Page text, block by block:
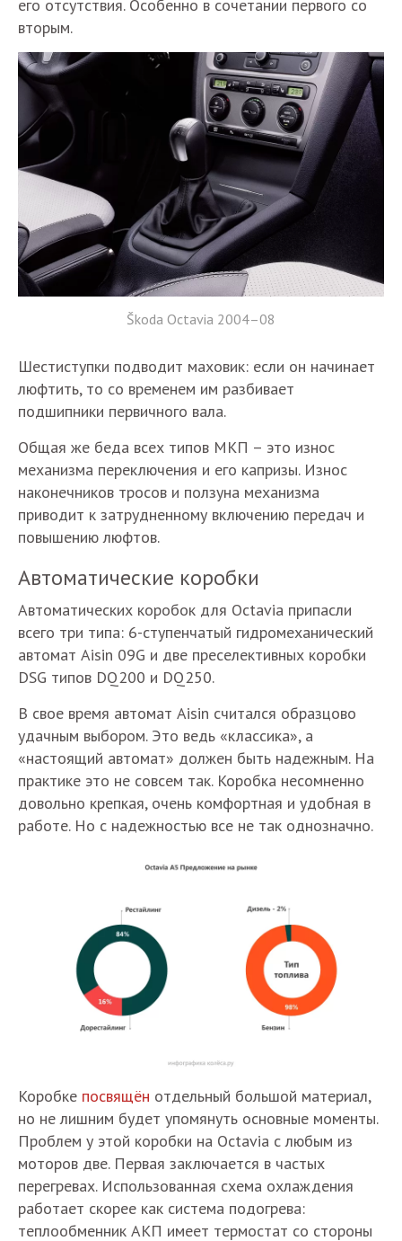
его отсутствия. Особенно в сочетании первого со
вторым.
Škoda Octavia 2004–08
Шестиступки подводит маховик: если он начинает
люфтить, то со временем им разбивает
подшипники первичного вала.
Общая же беда всех типов МКП – это износ
механизма переключения и его капризы. Износ
наконечников тросов и ползуна механизма
приводит к затрудненному включению передач и
повышению люфтов.
Автоматические коробки
Автоматических коробок для Octavia припасли
всего три типа: 6-ступенчатый гидромеханический
автомат Aisin 09G и две преселективных коробки
DSG типов DQ200 и DQ250.
В свое время автомат Aisin считался образцово
удачным выбором. Это ведь «классика», а
«настоящий автомат» должен быть надежным. На
практике это не совсем так. Коробка несомненно
довольно крепкая, очень комфортная и удобная в
работе. Но с надежностью все не так однозначно.
Коробке посвящён отдельный большой материал,
но не лишним будет упомянуть основные моменты.
Проблем у этой коробки на Octavia с любым из
моторов две. Первая заключается в частых
перегревах. Использованная схема охлаждения
работает скорее как система подогрева:
теплообменник АКП имеет термостат со стороны